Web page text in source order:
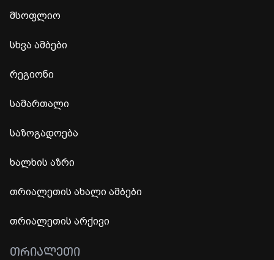
მსოფლიო
სხვა ამბები
რეგიონი
სამართალი
საზოგადოება
ხალხის აზრი
თრიალეთის ახალი ამბები
თრიალეთის არქივი
ᲗᲠᲘᲐᲚᲔᲗᲘ